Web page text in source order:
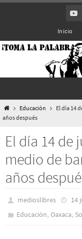
Inicio
InicioEducación
El día 14
años después
El día 14 de
medio de
años
medioslibres
14
Educación,Oaxaca,